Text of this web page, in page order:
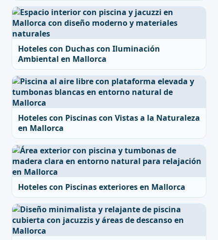
Hoteles con Duchas con Iluminación
Ambiental en Mallorca
Hoteles con Piscinas con Vistas a la Naturaleza
en Mallorca
Hoteles con Piscinas exteriores en Mallorca